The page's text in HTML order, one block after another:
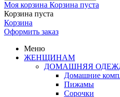
Моя корзина Корзина пуста
Корзина пуста
Корзина
Оформить заказ
Меню
ЖЕНЩИНАМ
ДОМАШНЯЯ
Домашние
Пижамы
Сорочки